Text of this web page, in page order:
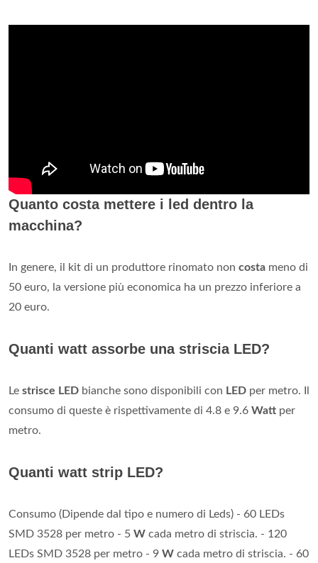
Quanto costa mettere i led dentro la
macchina?
In genere, il kit di un produttore rinomato non costa meno di
50 euro, la versione più economica ha un prezzo inferiore a
20 euro.
Quanti watt assorbe una striscia LED?
Le strisce LED bianche sono disponibili con LED per metro. Il
consumo di queste è rispettivamente di 4.8 e 9.6 Watt per
metro.
Quanti watt strip LED?
Consumo (Dipende dal tipo e numero di Leds) - 60 LEDs
SMD 3528 per metro - 5 W cada metro di striscia. - 120
LEDs SMD 3528 per metro - 9 W cada metro di striscia. - 60